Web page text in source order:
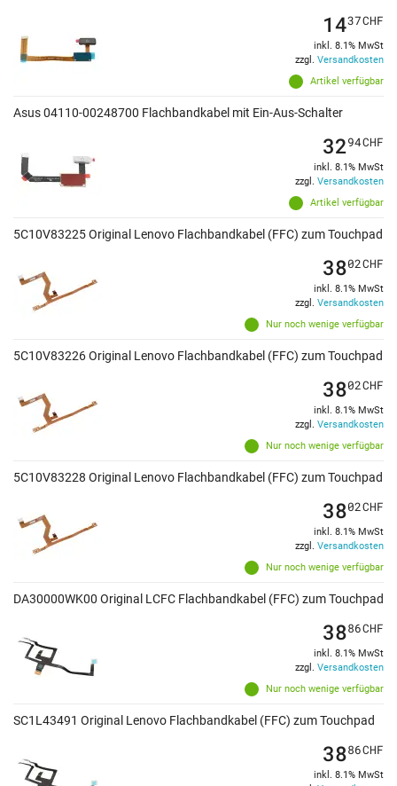
Artikel verfügbar
1437CHF
inkl. 8.1% MwSt
zzgl. Versandkosten
Asus 04110-00248700 Flachbandkabel mit Ein-Aus-Schalter
Artikel verfügbar
3294CHF
inkl. 8.1% MwSt
zzgl. Versandkosten
5C10V83225 Original Lenovo Flachbandkabel (FFC) zum Touchpad
Nur noch wenige verfügbar
3802CHF
inkl. 8.1% MwSt
zzgl. Versandkosten
5C10V83226 Original Lenovo Flachbandkabel (FFC) zum Touchpad
Nur noch wenige verfügbar
3802CHF
inkl. 8.1% MwSt
zzgl. Versandkosten
5C10V83228 Original Lenovo Flachbandkabel (FFC) zum Touchpad
Nur noch wenige verfügbar
3802CHF
inkl. 8.1% MwSt
zzgl. Versandkosten
DA30000WK00 Original LCFC Flachbandkabel (FFC) zum Touchpad
Nur noch wenige verfügbar
3886CHF
inkl. 8.1% MwSt
zzgl. Versandkosten
SC1L43491 Original Lenovo Flachbandkabel (FFC) zum Touchpad
3886CHF
inkl. 8.1% MwSt